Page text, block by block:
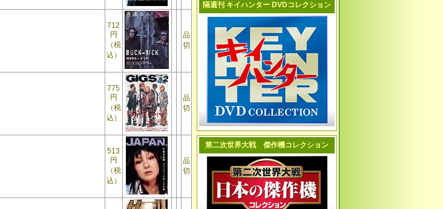
712
円
（税
込）
品
切
775
円
（税
込）
品
切
513
円
（税
込）
品
切
隔週刊 キイハンター DVDコレクション
第二次世界大戦 傑作機コレクション